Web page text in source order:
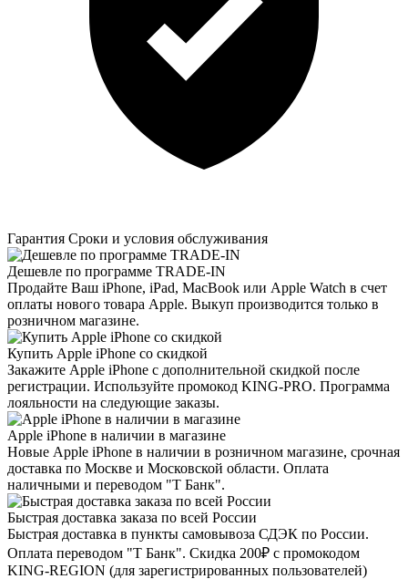
Гарантия Сроки и условия обслуживания
Дешевле по программе TRADE-IN
Продайте Ваш iPhone, iPad, MacBook или Apple Watch в счет
оплаты нового товара Apple. Выкуп производится только в
розничном магазине.
Купить Apple iPhone со скидкой
Закажите Apple iPhone с дополнительной скидкой после
регистрации. Используйте промокод KING-PRO. Программа
лояльности на следующие заказы.
Apple iPhone в наличии в магазине
Новые Apple iPhone в наличии в розничном магазине, срочная
доставка по Москве и Московской области. Оплата
наличными и переводом "Т Банк".
Быстрая доставка заказа по всей России
Быстрая доставка в пункты самовывоза СДЭК по России.
Оплата переводом "Т Банк". Скидка 200₽ с промокодом
KING-REGION (для зарегистрированных пользователей)